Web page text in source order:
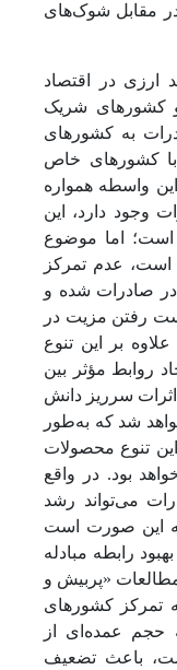
مقابل شوک‌های
ارزی در اقتصاد
کشورهای شریک
به کشورهای
کشورهای خاص
واسطه همواره
وجود دارد، این
اما موضوع
است، عدم تمرکز
در صادرات شده و
رفتن مزیت در
بر این تنوع
روابط مؤثر بین
سرریز دانش
شد که به‌طور
تنوع محصولات
بود. در واقع
می‌تواند رشد
به این صورت است
رابطه مبادله
«پربیش و
که تمرکز کشورهای
حجم عمده‌ای از
باعث تضعیف